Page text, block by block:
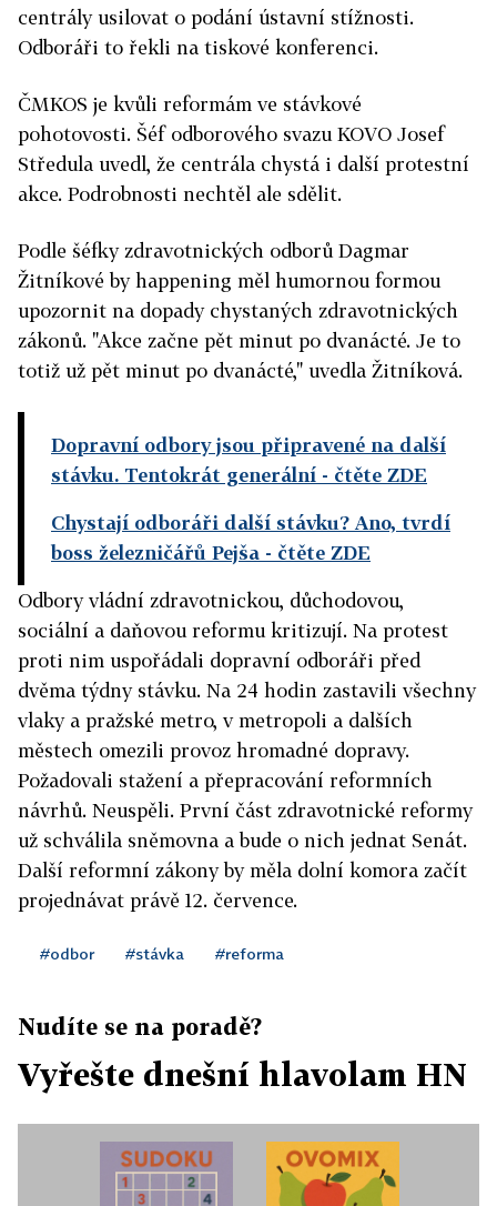
centrály usilovat o podání ústavní stížnosti.
Odboráři to řekli na tiskové konferenci.
ČMKOS je kvůli reformám ve stávkové
pohotovosti. Šéf odborového svazu KOVO Josef
Středula uvedl, že centrála chystá i další protestní
akce. Podrobnosti nechtěl ale sdělit.
Podle šéfky zdravotnických odborů Dagmar
Žitníkové by happening měl humornou formou
upozornit na dopady chystaných zdravotnických
zákonů. "Akce začne pět minut po dvanácté. Je to
totiž už pět minut po dvanácté," uvedla Žitníková.
Dopravní odbory jsou připravené na další
stávku. Tentokrát generální - čtěte ZDE
Chystají odboráři další stávku? Ano, tvrdí
boss železničářů Pejša - čtěte ZDE
Odbory vládní zdravotnickou, důchodovou,
sociální a daňovou reformu kritizují. Na protest
proti nim uspořádali dopravní odboráři před
dvěma týdny stávku. Na 24 hodin zastavili všechny
vlaky a pražské metro, v metropoli a dalších
městech omezili provoz hromadné dopravy.
Požadovali stažení a přepracování reformních
návrhů. Neuspěli. První část zdravotnické reformy
už schválila sněmovna a bude o nich jednat Senát.
Další reformní zákony by měla dolní komora začít
projednávat právě 12. července.
#odbor #stávka #reforma
Nudíte se na poradě?
Vyřešte dnešní hlavolam HN